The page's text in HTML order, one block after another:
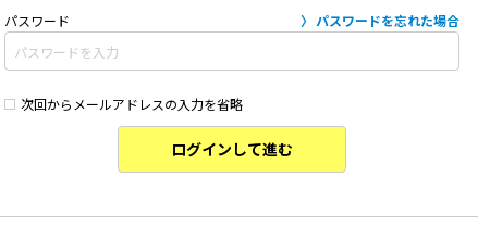
パスワード パスワードを忘れた場合
次回からメールアドレスの入力を省略
ログインして進む